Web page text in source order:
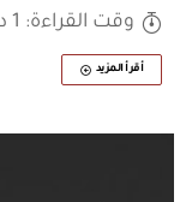
وقت القراءة: 1 دقيقة
أقرأ المزيد